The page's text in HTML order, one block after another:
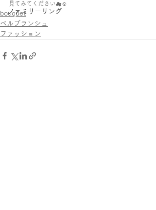
ファミリーリング
見てみてください☁︎☺︎︎
bouquet
ベルブランシュ
ファッション